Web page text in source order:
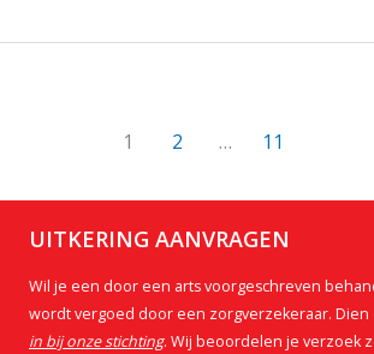
1 2 … 11
UITKERING AANVRAGEN
Wil je een door een arts voorgeschreven
wordt vergoed door een zorgverzekeraar. Dien
in bij onze stichting. Wij beoordelen je verzoek